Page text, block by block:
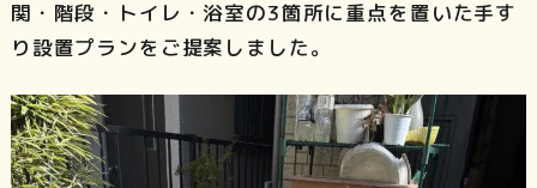
関・階段・トイレ・浴室の3箇所に重点を置いた手す
り設置プランをご提案しました。